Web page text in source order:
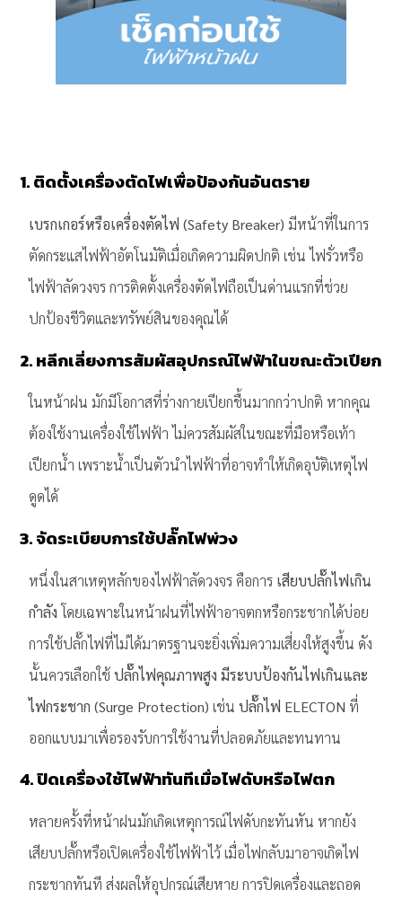
1. ติดตั้งเครื่องตัดไฟเพื่อป้องกันอันตราย
เบรกเกอร์หรือเครื่องตัดไฟ (Safety Breaker) มีหน้าที่ในการ
ตัดกระแสไฟฟ้าอัตโนมัติเมื่อเกิดความผิดปกติ เช่น ไฟรั่วหรือ
ไฟฟ้าลัดวงจร การติดตั้งเครื่องตัดไฟถือเป็นด่านแรกที่ช่วย
ปกป้องชีวิตและทรัพย์สินของคุณได้
2. หลีกเลี่ยงการสัมผัสอุปกรณ์ไฟฟ้าในขณะตัวเปียก
ในหน้าฝน มักมีโอกาสที่ร่างกายเปียกชื้นมากกว่าปกติ หากคุณ
ต้องใช้งานเครื่องใช้ไฟฟ้า ไม่ควรสัมผัสในขณะที่มือหรือเท้า
เปียกน้ำ เพราะน้ำเป็นตัวนำไฟฟ้าที่อาจทำให้เกิดอุบัติเหตุไฟ
ดูดได้
3. จัดระเบียบการใช้ปลั๊กไฟพ่วง
หนึ่งในสาเหตุหลักของไฟฟ้าลัดวงจร คือการ เสียบปลั๊กไฟเกิน
กำลัง โดยเฉพาะในหน้าฝนที่ไฟฟ้าอาจตกหรือกระชากได้บ่อย
การใช้ปลั๊กไฟที่ไม่ได้มาตรฐานจะยิ่งเพิ่มความเสี่ยงให้สูงขึ้น ดัง
นั้นควรเลือกใช้ปลั๊กไฟคุณภาพสูง มีระบบป้องกันไฟเกินและ
ไฟกระชาก (Surge Protection) เช่นปลั๊กไฟ ELECTON ที่
ออกแบบมาเพื่อรองรับการใช้งานที่ปลอดภัยและทนทาน
4. ปิดเครื่องใช้ไฟฟ้าทันทีเมื่อไฟดับหรือไฟตก
หลายครั้งที่หน้าฝนมักเกิดเหตุการณ์ไฟดับกะทันหัน หากยัง
เสียบปลั๊กหรือเปิดเครื่องใช้ไฟฟ้าไว้ เมื่อไฟกลับมาอาจเกิดไฟ
กระชากทันที ส่งผลให้อุปกรณ์เสียหาย การปิดเครื่องและถอด